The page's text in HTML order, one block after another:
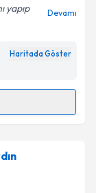
Aydınlatma
belirtilen
yapıp
Devamı
Haritada Göster
talebi
için bir